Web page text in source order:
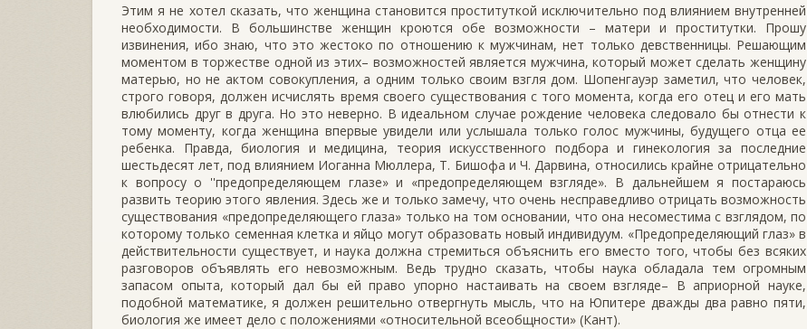
Этим я не хотел сказать, что женщина становится проституткой исключительно под влиянием внутренней
необходимости. В большинстве женщин кроются обе возможности – матери и проститутки. Прошу
извинения, ибо знаю, что это жестоко по отношению к мужчинам, нет только девственницы. Решающим
моментом в торжестве одной из этих– возможностей является мужчина, который может сделать женщину
матерью, но не актом совокупления, а одним только своим взгля дом. Шопенгауэр заметил, что человек,
строго говоря, должен исчислять время своего существования с того момента, когда его отец и его мать
влюбились друг в друга. Но это неверно. В идеальном случае рождение человека следовало бы отнести к
тому моменту, когда женщина впервые увидели или услышала только голос мужчины, будущего отца ее
ребенка. Правда, биология и медицина, теория искусственного подбора и гинекология за последние
шестьдесят лет, под влиянием Иоганна Мюллера, Т. Бишофа и Ч. Дарвина, относились крайне отрицательно
к вопросу о ''предопределяющем глазе» и «предопределяющем взгляде». В дальнейшем я постараюсь
развить теорию этого явления. Здесь же и только замечу, что очень несправедливо отрицать возможность
существования «предопределяющего глаза» только на том основании, что она несоместима с взглядом, по
которому только семенная клетка и яйцо могут образовать новый индивидуум. «Предопределяющий глаз» в
действительности существует, и наука должна стремиться объяснить его вместо того, чтобы без всяких
разговоров объявлять его невозможным. Ведь трудно сказать, чтобы наука обладала тем огромным
запасом опыта, который дал бы ей право упорно настаивать на своем взгляде– В априорной науке,
подобной математике, я должен решительно отвергнуть мысль, что на Юпитере дважды два равно пяти,
биология же имеет дело с положениями «относительной всеобщности» (Кант).